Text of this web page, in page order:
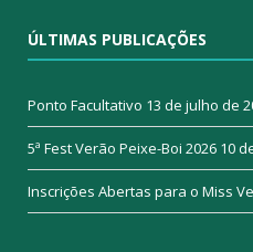
ÚLTIMAS PUBLICAÇÕES
Ponto Facultativo 13 de julho de
5ª Fest Verão Peixe-Boi 2026 10
Inscrições Abertas para o Miss